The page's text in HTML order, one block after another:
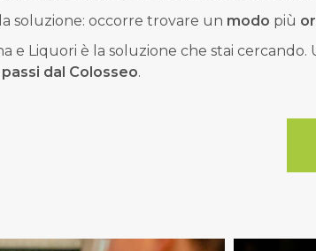
soluzione: occorre trovare un modo più
e Liquori è la soluzione che stai cercando.
dal Colosseo.